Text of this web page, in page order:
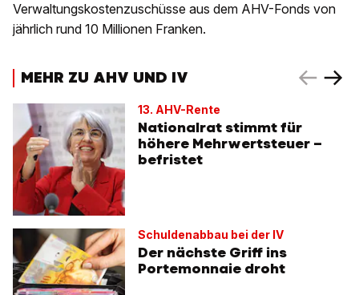
Verwaltungskostenzuschüsse aus dem AHV-Fonds von
jährlich rund 10 Millionen Franken.
MEHR ZU AHV UND IV
13. AHV-Rente
Nationalrat stimmt für
höhere Mehrwertsteuer –
befristet
Schuldenabbau bei der IV
Der nächste Griff ins
Portemonnaie droht